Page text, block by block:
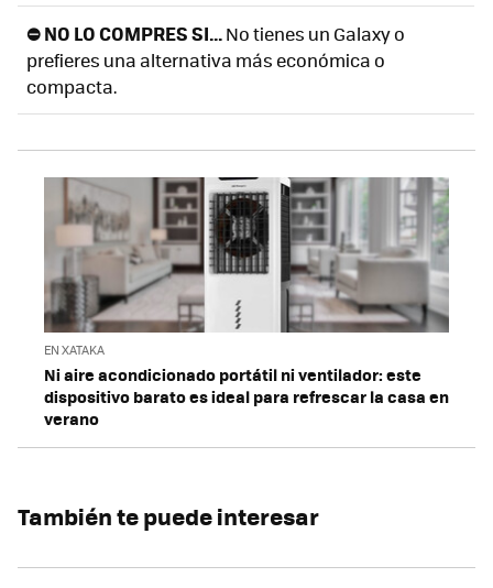
⛔ NO LO COMPRES SI...No tienes un Galaxy o
prefieres una alternativa más económica o
compacta.
EN XATAKA
Ni aire acondicionado portátil ni ventilador: este
dispositivo barato es ideal para refrescar la casa en
verano
También te puede interesar